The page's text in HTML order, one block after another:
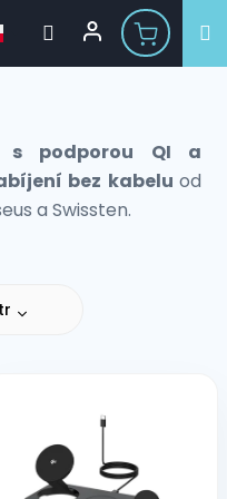
s podporou QI a
bez kabelu od
a Swissten.